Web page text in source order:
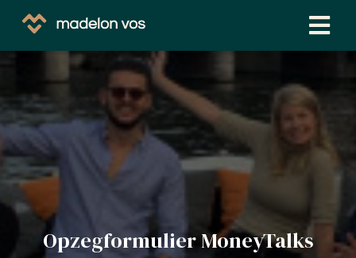
Opzegformulier MoneyTalks